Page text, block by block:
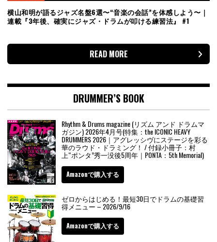
横山和明が語るジャズ名盤6選〜“音楽の会話”を体感しよう〜｜
連載『3年後、確実にジャズ・ドラムが叩ける練習法』 #1
READ MORE
DRUMMER’S BOOK
Rhythm & Drums magazine (リズム アンド ドラムマ
ガジン) 2026年4月号(特集：the ICONIC HEAVY
DRUMMERS 2026｜アグレッシヴにステージを彩る
華のラウド・ドラミング！ / 付録小冊子：村
上“ポンタ”秀一没後5周年｜PONTA：5th Memorial)
Amazonで購入する
ゼロからはじめる！最短30日でドラムの基礎習
得メニュー – 2026/9/16
Amazonで購入する